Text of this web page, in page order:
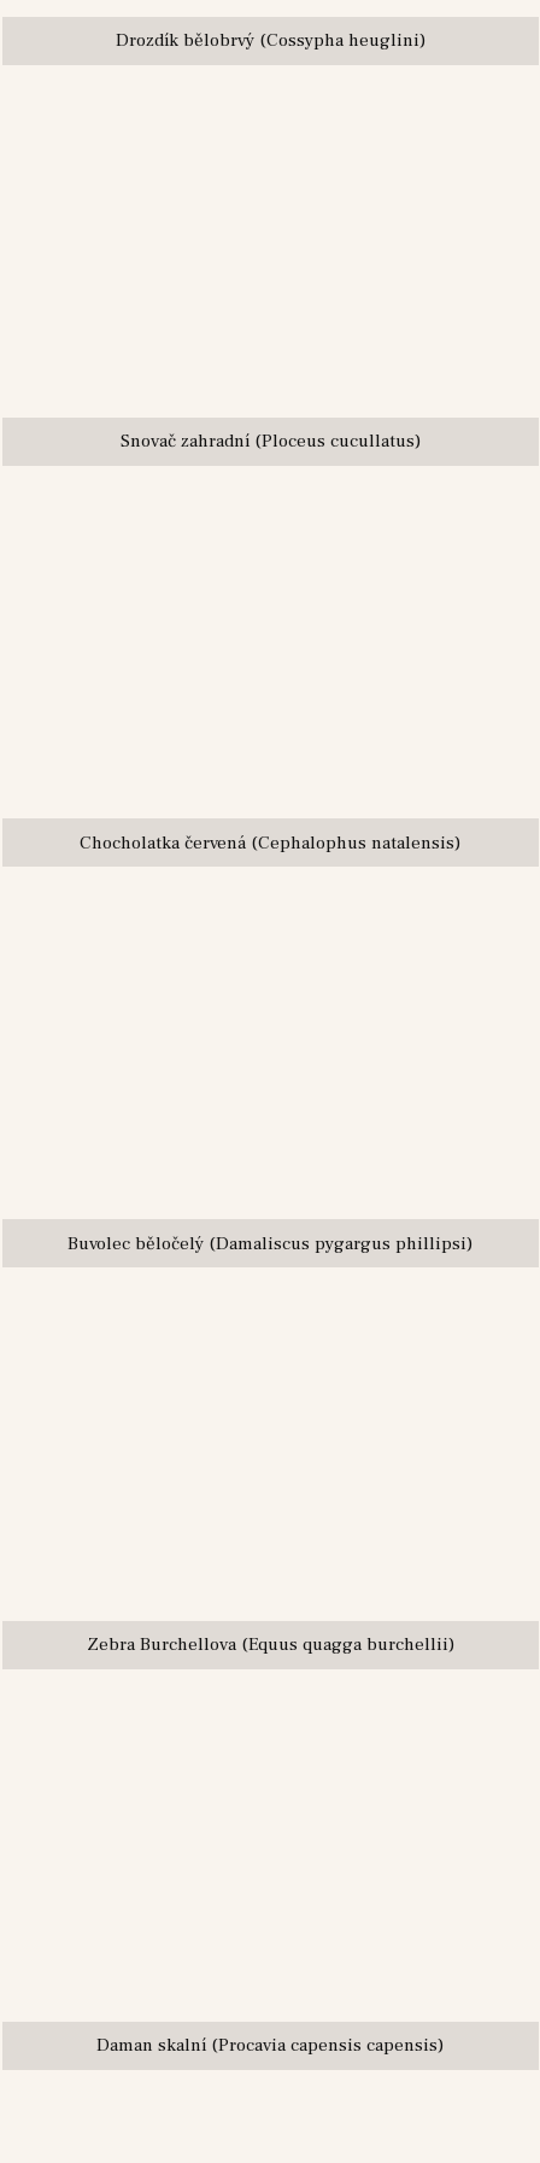
Drozdík bělobrvý (Cossypha heuglini)
Snovač zahradní (Ploceus cucullatus)
Chocholatka červená (Cephalophus natalensis)
Buvolec běločelý (Damaliscus pygargus phillipsi)
Zebra Burchellova (Equus quagga burchellii)
Daman skalní (Procavia capensis capensis)